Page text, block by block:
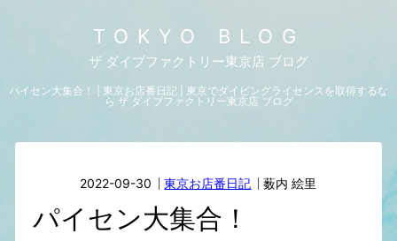
TOKYO BLOG
ザ ダイブファクトリー東京店 ブログ
パイセン大集合！ | 東京お店番日記 | 東京でダイビングライセンスを取得するな
ら ザ ダイブファクトリー東京店 ブログ
2022-09-30 東京お店番日記 薮内 絵里
パイセン大集合！